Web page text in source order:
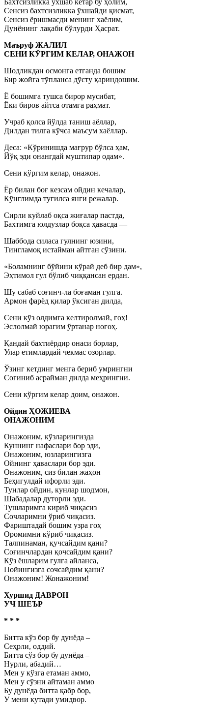
Бахтсизликка ўхшаб кетар бу ҳолим,
Сенсиз бахтсизликка ўхшайди қисмат,
Сенсиз ёришмасди менинг хаёлим,
Дунёнинг лақаби бўлурди Ҳасрат.
Маъруф ЖАЛИЛ
СЕНИ КЎРГИМ КЕЛАР, ОНАЖОН
Шодликдан осмонга етганда бошим
Бир жойга тўпланса дўсту қариндошим.
Ё бошимга тушса бирор мусибат,
Ёки биров айтса отамга раҳмат.
Учраб қолса йўлда таниш аёллар,
Дилдан тилга кўчса маъсум хаёллар.
Деса: «Кўринишда мағрур бўлса ҳам,
Йўқ эди онангдай муштипар одам».
Сени кўргим келар, онажон.
Ёр билан боғ кезсам ойдин кечалар,
Кўнглимда туғилса янги режалар.
Сирли куйлаб оқса жиғалар пастда,
Бахтимга юлдузлар боқса ҳавасда —
Шаббода силаса гулнинг юзини,
Тингламоқ истайман айтган сўзини.
«Боламнинг бўйини кўрай деб бир дам»,
Эҳтимол гул бўлиб чиққансан ердан.
Шу сабаб соғинч-ла боғаман гулга.
Армон фарёд қилар ўксиган дилда,
Сени кўз олдимга келтиролмай, гоҳ!
Эслолмай юрагим ўртанар ногоҳ.
Қандай бахтиёрдир онаси борлар,
Улар етимлардай чекмас озорлар.
Ўзинг кетдинг менга бериб умрингни
Соғиниб асрайман дилда меҳрингни.
Сени кўргим келар доим, онажон.
Ойдин ҲОЖИЕВА
ОНАЖОНИМ
Онажоним, кўзларингизда
Куннинг нафаслари бор эди,
Онажоним, юзларингизга
Ойнинг ҳаваслари бор эди.
Онажоним, сиз билан жаҳон
Беҳигулдай ифорли эди.
Тунлар ойдин, кунлар шодмон,
Шабадалар дуторли эди.
Тушларимга кириб чиқасиз
Сочларимни ўриб чиқасиз.
Фариштадай бошим узра гоҳ
Оромимни кўриб чиқасиз.
Талпинаман, қучсайдим қани?
Соғинчлардан қочсайдим қани?
Кўз ёшларим гулга айланса,
Пойингизга сочсайдим қани?
Онажоним! Жонажоним!
Хуршид ДАВРОН
УЧ ШЕЪР
* * *
Битта кўз бор бу дунёда –
Сеҳрли, оддий.
Битта сўз бор бу дунёда –
Нурли, абадий…
Мен у кўзга етаман аммо,
Мен у сўзни айтаман аммо
Бу дунёда битта қабр бор,
У мени кутади умидвор.